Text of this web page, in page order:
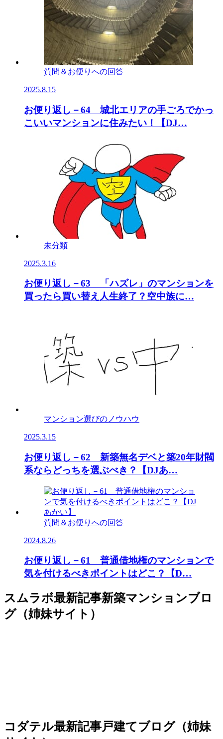
質問＆お便りへの回答
2025.8.15
お便り返し－64 城北エリアの手ごろでかっ
こいいマンションに住みたい！【DJ…
未分類
2025.3.16
お便り返し－63 「ハズレ」のマンションを
買ったら買い替え人生終了？空中族に…
マンション選びのノウハウ
2025.3.15
お便り返し－62 新築無名デベと築20年財閥
系ならどっちを選ぶべき？【DJあ…
質問＆お便りへの回答
2024.8.26
お便り返し－61 普通借地権のマンションで
気を付けるべきポイントはどこ？【D…
スムラボ最新記事新築マンションブロ
グ（姉妹サイト）
コダテル最新記事戸建てブログ（姉妹